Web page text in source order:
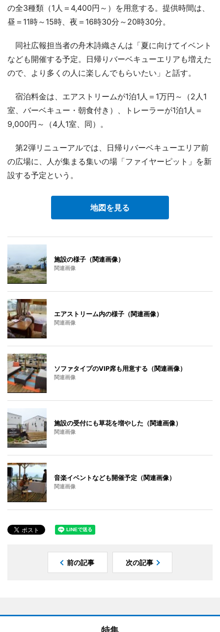
の全3種類（1人＝4,400円～）を用意する。提供時間は、
昼＝11時～15時、夜＝16時30分～20時30分。
同社広報担当者の舟木詩織さんは「夏に向けてイベント
なども開催する予定。日帰りバーベキューエリアも増えた
ので、より多くの人に楽しんでもらいたい」と話す。
宿泊料金は、エアストリームが1泊1人＝1万円～（2人1
室、バーベキュー・朝食付き）、トレーラーが1泊1人＝
9,000円～（4人1室、同）。
第2弾リニューアルでは、日帰りバーベキューエリア前
の広場に、人が集まる集いの場「ファイヤーピット」を新
設する予定という。
地図を見る
施設の様子（関連画像）
関連画像
エアストリーム内の様子（関連画像）
関連画像
ソファタイプのVIP席も用意する（関連画像）
関連画像
施設の受付にも草花を増やした（関連画像）
関連画像
音楽イベントなども開催予定（関連画像）
関連画像
前の記事 次の記事